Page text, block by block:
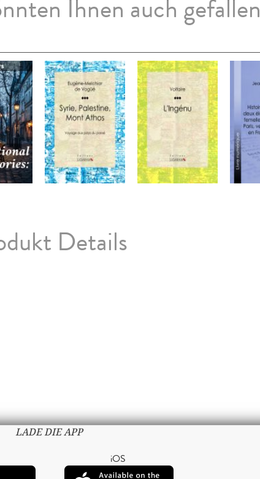
Ihnen auch gefallen
Details
LADE DIE APP
iOS